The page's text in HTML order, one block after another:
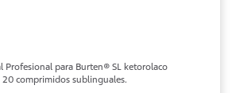
Profesional para Burten® SL ketorolaco
comprimidos sublinguales.